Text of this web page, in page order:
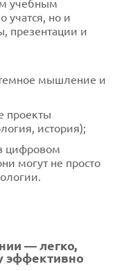
учебным
учатся, но и
презентации и
мышление и
проекты
история);
цифровом
могут не просто
— легко,
эффективно